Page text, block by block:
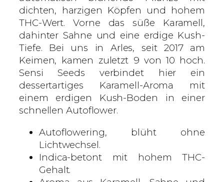
u
t
o
f
l
o
w
e
r
dichten, harzigen Köpfen und hohem
THC-Wert. Vorne das süße Karamell,
dahinter Sahne und eine erdige Kush-
Tiefe. Bei uns in Arles, seit 2017 am
Keimen, kamen zuletzt 9 von 10 hoch.
Sensi Seeds verbindet hier ein
dessertartiges Karamell-Aroma mit
einem erdigen Kush-Boden in einer
schnellen Autoflower.
Autoflowering, blüht ohne
Lichtwechsel.
Indica-betont mit hohem THC-
Gehalt.